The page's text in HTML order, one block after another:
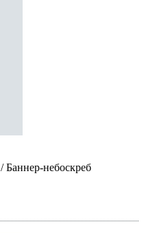
/ Баннер-небоскреб